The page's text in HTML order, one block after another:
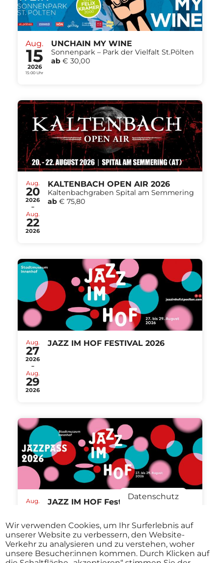
Aug.
15
2026
15:00 Uhr
UNCHAIN MY WINE
Sonnenpark – Park der Vielfalt St.Pölten
ab € 30,00
Aug.
20
2026
-
Aug.
22
2026
KALTENBACH OPEN AIR 2026
Kaltenbachgraben Spital am Semmering
ab € 75,80
Aug.
27
2026
-
Aug.
29
2026
JAZZ IM HOF FESTIVAL 2026
Aug.
-
Aug.
29
2026
JAZZ IM HOF Festival St.Pölten
ab€ 40,00
Datenschutz
Wir verwenden Cookies, um Ihr Surferlebnis auf
unserer Website zu verbessern, den Website-
Verkehr zu analysieren und zu verstehen, woher
unsere Besucher:innen kommen. Durch Klicken auf